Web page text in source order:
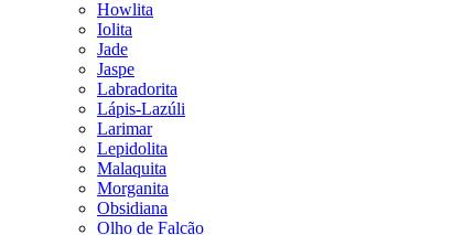
Howlita
Iolita
Jade
Jaspe
Labradorita
Lápis-Lazúli
Larimar
Lepidolita
Malaquita
Morganita
Obsidiana
Olho de Falcão